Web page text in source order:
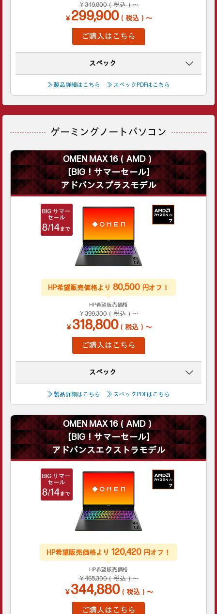
￥349,800（税込）～
￥299,900（税込）～
ご購入はこちら
スペック
≫ 製品詳細はこちら ≫ スペックPDFはこちら
ゲーミングノートパソコン
OMEN MAX 16（AMD）
【BIG！サマーセール】
アドバンスプラスモデル
HP希望販売価格より 80,500 円オフ！
HP希望販売価格
￥399,300（税込）～
￥318,800（税込）～
ご購入はこちら
スペック
≫ 製品詳細はこちら ≫ スペックPDFはこちら
OMEN MAX 16（AMD）
【BIG！サマーセール】
アドバンスエクストラモデル
HP希望販売価格より 120,420 円オフ！
HP希望販売価格
￥465,300（税込）～
￥344,880（税込）～
ご購入はこちら